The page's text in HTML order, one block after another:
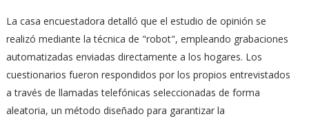
La casa encuestadora detalló que el estudio de opinión se
realizó mediante la técnica de "robot", empleando grabaciones
automatizadas enviadas directamente a los hogares. Los
cuestionarios fueron respondidos por los propios entrevistados
a través de llamadas telefónicas seleccionadas de forma
aleatoria, un método diseñado para garantizar la